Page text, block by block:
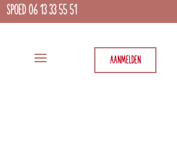
SPOED 06 13 33 55 51
AANMELDEN